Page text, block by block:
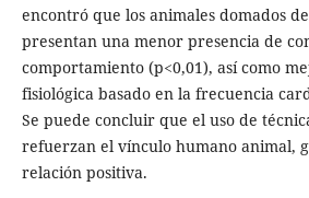
encontró que los animales domados
presentan una menor presencia de
comportamiento (p<0,01), así como
fisiológica basado en la frecuencia
Se puede concluir que el uso de
refuerzan el vínculo humano animal,
relación positiva.